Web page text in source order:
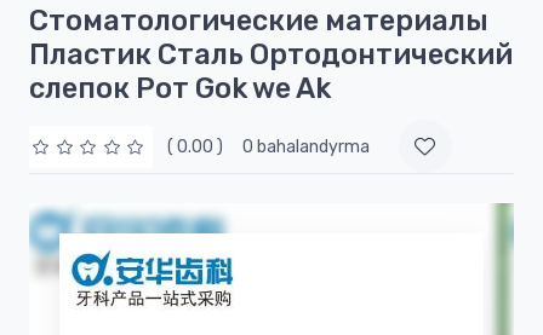
Стоматологические материалы
Пластик Сталь Ортодонтический
слепок Рот Gok we Ak
( 0.00 ) 0 bahalandyrma